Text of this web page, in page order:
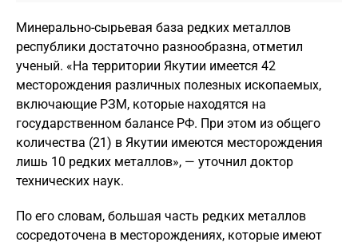
Минерально-сырьевая база редких металлов
республики достаточно разнообразна, отметил
ученый. «На территории Якутии имеется 42
месторождения различных полезных ископаемых,
включающие РЗМ, которые находятся на
государственном балансе РФ. При этом из общего
количества (21) в Якутии имеются месторождения
лишь 10 редких металлов», — уточнил доктор
технических наук.
По его словам, большая часть редких металлов
сосредоточена в месторождениях, которые имеют